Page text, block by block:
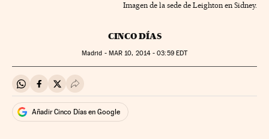
Imagen de la sede de Leighton en Sidney.
CINCO DÍAS
Madrid - MAR 10, 2014 - 03:59EDT
Compartir en Whatsapp
Compartir en Facebook
Compartir en Twitter
Desplegar Redes Sociales
Añadir Cinco Días en Google